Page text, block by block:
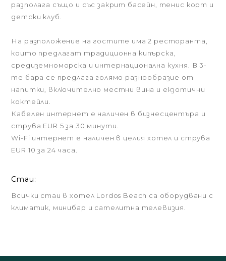
разполага също и със закрит басейн, тенис корт и
детски клуб.
На разположение на гостите има 2 ресторанта,
които предлагат традиционна кипърска,
средиземноморска и интернационална кухня. В 3-
те бара се предлага голямо разнообразие от
напитки, включително местни вина и екзотични
коктейли.
Кабелен интернет е наличен в бизнесцентъра и
струва EUR 5 за 30 минути.
Wi-Fi интернет е наличен в целия хотел и струва
EUR 10 за 24 часа.
Стаи:
Всички стаи в хотел Lordos Beach са оборудвани с
климатик, минибар и сателитна телевизия.